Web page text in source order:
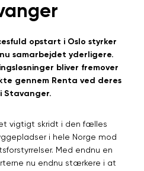
opstart i Oslo styrker
samarbejdet yderligere.
bliver fremover
gennem Renta ved deres
Stavanger.
vigtigt skridt i den fælles
i hele Norge mod
Med endnu en
nu endnu stærkere i at